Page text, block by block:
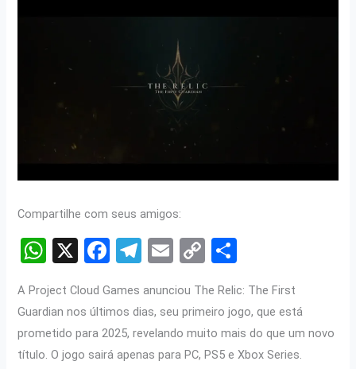
Compartilhe com seus amigos:
W
at
s
A
X
F
ce
b
o
T
e
gr
a
E
ail
C
py
Li
n
ar
e
A Project Cloud Games anunciou The Relic: The First
Guardian nos últimos dias, seu primeiro jogo, que está
prometido para 2025, revelando muito mais do que um novo
título. O jogo sairá apenas para PC, PS5 e Xbox Series.